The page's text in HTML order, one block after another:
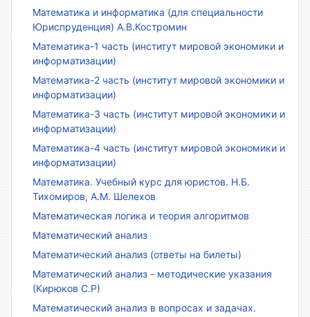
Математика и информатика (для специальности
Юриспруденция) А.В.Костромин
Математика-1 часть (институт мировой экономики и
информатизации)
Математика-2 часть (институт мировой экономики и
информатизации)
Математика-3 часть (институт мировой экономики и
информатизации)
Математика-4 часть (институт мировой экономики и
информатизации)
Математика. Учебный курс для юристов. Н.Б.
Тихомиров, А.М. Шелехов
Математическая логика и теория алгоритмов
Математический анализ
Математический анализ (ответы на билеты)
Математический анализ - методические указания
(Кирюков С.Р)
Математический анализ в вопросах и задачах.